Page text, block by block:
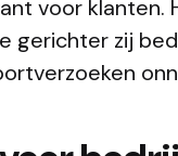
voor
gerichter zij